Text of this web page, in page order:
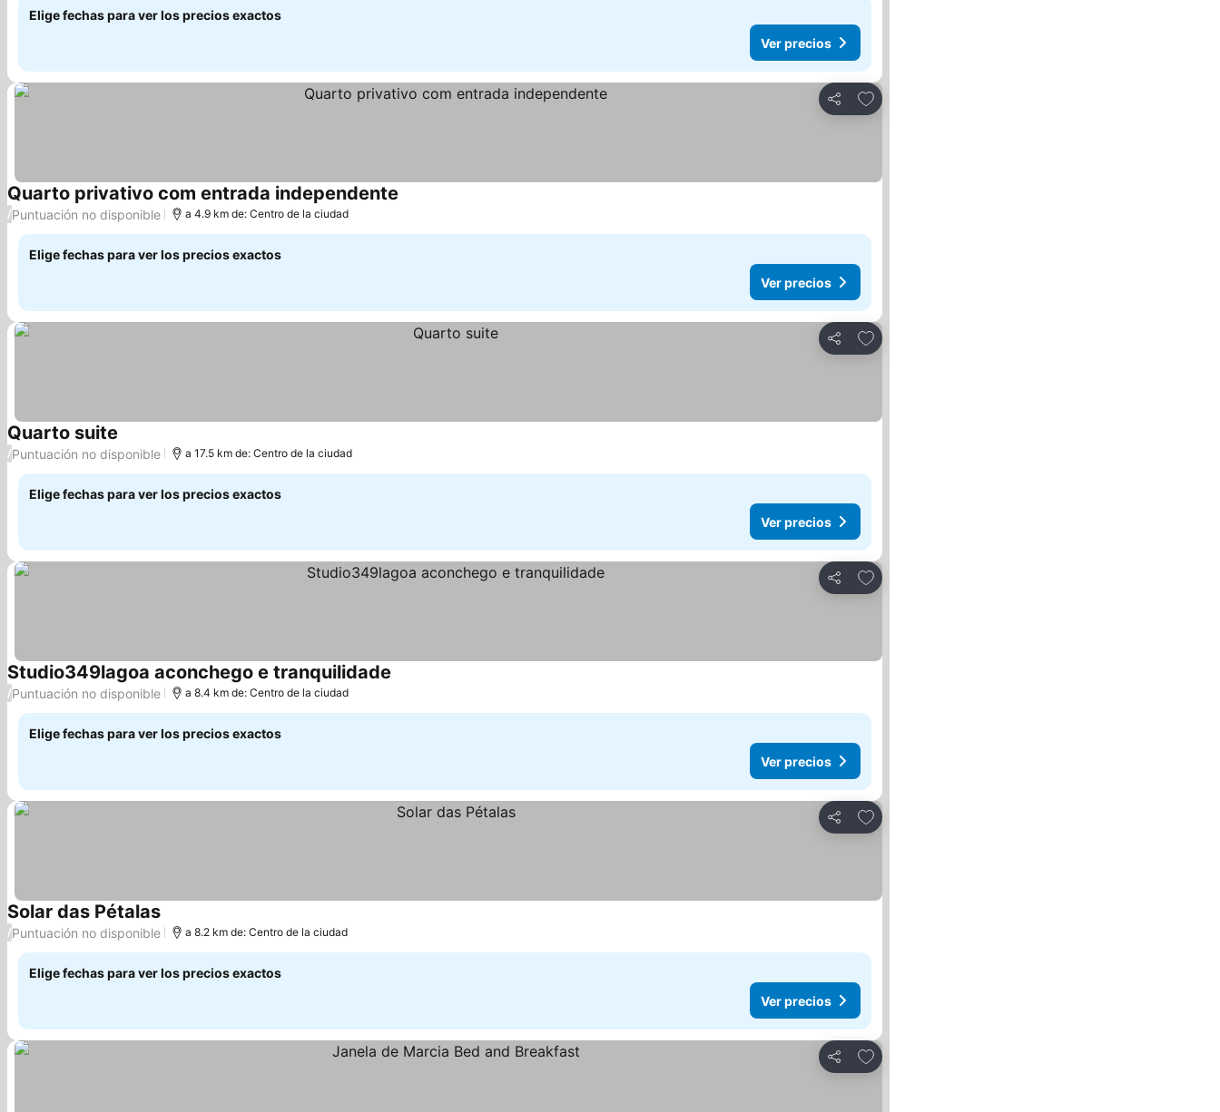
Elige fechas para ver los precios exactos
Ver precios
Compartir
Agregar a favoritos
Quarto privativo com entrada independente
/Puntuación no disponible a 4.9 km de: Centro de la ciudad
Elige fechas para ver los precios exactos
Ver precios
Compartir
Agregar a favoritos
Quarto suite
/Puntuación no disponible a 17.5 km de: Centro de la ciudad
Elige fechas para ver los precios exactos
Ver precios
Compartir
Agregar a favoritos
Studio349lagoa aconchego e tranquilidade
/Puntuación no disponible a 8.4 km de: Centro de la ciudad
Elige fechas para ver los precios exactos
Ver precios
Compartir
Agregar a favoritos
Solar das Pétalas
/Puntuación no disponible a 8.2 km de: Centro de la ciudad
Elige fechas para ver los precios exactos
Ver precios
Compartir
Agregar a favoritos